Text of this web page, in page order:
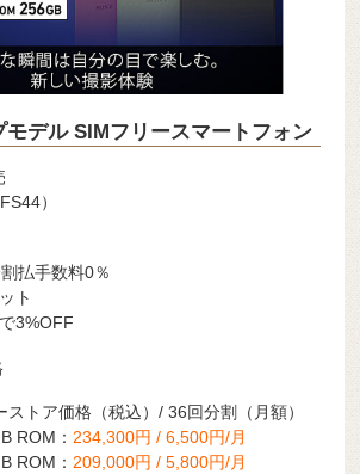
モデル SIMフリースマートフォン
）
払手数料0％
ト
3%OFF
ストア価格（税込）/ 36回分割（月額）
ROM：234,300円 /6,500円/月
ROM：209,000円 /5,800円/月